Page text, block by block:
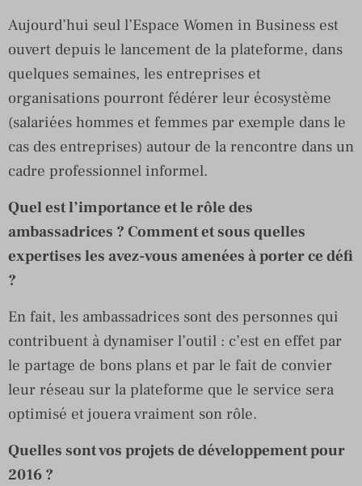
Aujourd’hui seul l’Espace Women in Business est
ouvert depuis le lancement de la plateforme, dans
quelques semaines, les entreprises et
organisations pourront fédérer leur écosystème
(salariées hommes et femmes par exemple dans le
cas des entreprises) autour de la rencontre dans un
cadre professionnel informel.
Quel est l’importance et le rôle des
ambassadrices ? Comment et sous quelles
expertises les avez-vous amenées à porter ce défi
?
En fait, les ambassadrices sont des personnes qui
contribuent à dynamiser l’outil : c’est en effet par
le partage de bons plans et par le fait de convier
leur réseau sur la plateforme que le service sera
optimisé et jouera vraiment son rôle.
Quelles sont vos projets de développement pour
2016 ?